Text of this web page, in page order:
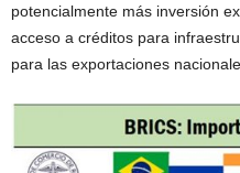
potencialmente más inversión
acceso a créditos para
para las exportaciones